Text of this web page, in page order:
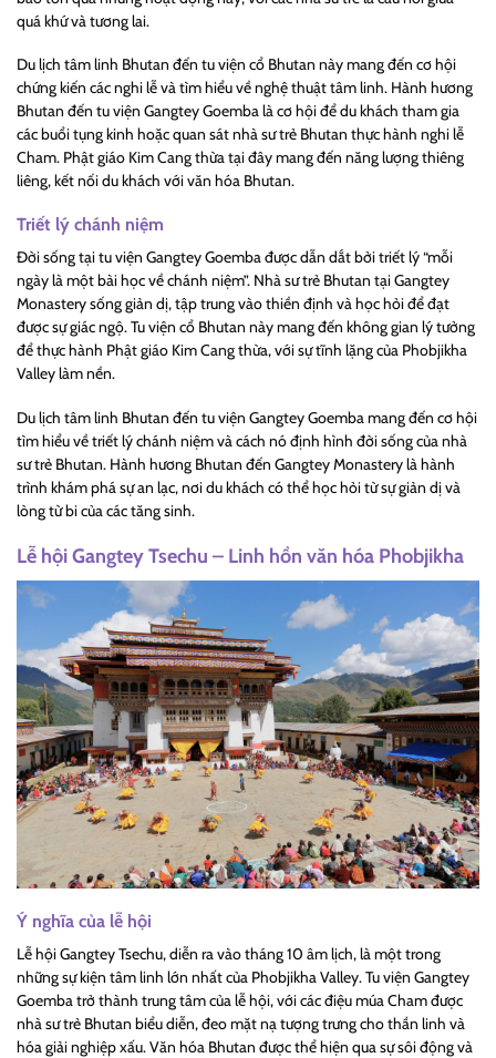
quá khứ và tương lai.
Du lịch tâm linh Bhutan đến tu viện cổ Bhutan này mang đến cơ hội
chứng kiến các nghi lễ và tìm hiểu về nghệ thuật tâm linh. Hành hương
Bhutan đến tu viện Gangtey Goemba là cơ hội để du khách tham gia
các buổi tụng kinh hoặc quan sát nhà sư trẻ Bhutan thực hành nghi lễ
Cham. Phật giáo Kim Cang thừa tại đây mang đến năng lượng thiêng
liêng, kết nối du khách với văn hóa Bhutan.
Triết lý chánh niệm
Đời sống tại tu viện Gangtey Goemba được dẫn dắt bởi triết lý “mỗi
ngày là một bài học về chánh niệm”. Nhà sư trẻ Bhutan tại Gangtey
Monastery sống giản dị, tập trung vào thiền định và học hỏi để đạt
được sự giác ngộ. Tu viện cổ Bhutan này mang đến không gian lý tưởng
để thực hành Phật giáo Kim Cang thừa, với sự tĩnh lặng của Phobjikha
Valley làm nền.
Du lịch tâm linh Bhutan đến tu viện Gangtey Goemba mang đến cơ hội
tìm hiểu về triết lý chánh niệm và cách nó định hình đời sống của nhà
sư trẻ Bhutan. Hành hương Bhutan đến Gangtey Monastery là hành
trình khám phá sự an lạc, nơi du khách có thể học hỏi từ sự giản dị và
lòng từ bi của các tăng sinh.
Lễ hội Gangtey Tsechu – Linh hồn văn hóa Phobjikha
Ý nghĩa của lễ hội
Lễ hội Gangtey Tsechu, diễn ra vào tháng 10 âm lịch, là một trong
những sự kiện tâm linh lớn nhất của Phobjikha Valley. Tu viện Gangtey
Goemba trở thành trung tâm của lễ hội, với các điệu múa Cham được
nhà sư trẻ Bhutan biểu diễn, đeo mặt nạ tượng trưng cho thần linh và
hóa giải nghiệp xấu. Văn hóa Bhutan được thể hiện qua sự sôi động và